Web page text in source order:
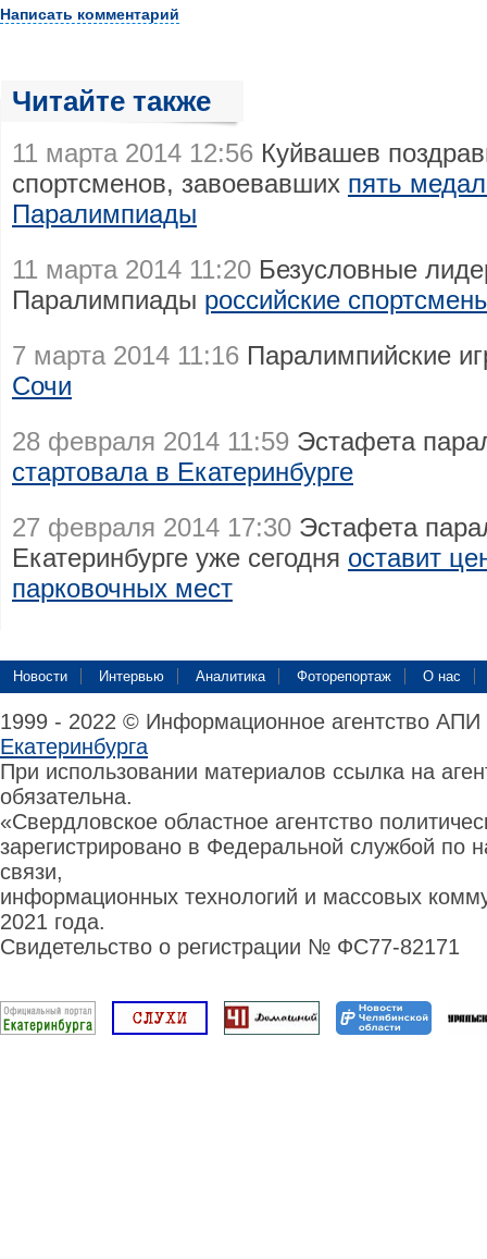
Написать комментарий
Читайте также
11 марта 2014 12:56 Куйвашев
спортсменов, завоевавших пять
Паралимпиады
11 марта 2014 11:20 Безусловные
Паралимпиады российские
7 марта 2014 11:16 Паралимпийские
Сочи
28 февраля 2014 11:59 Эстафета
стартовала в Екатеринбурге
27 февраля 2014 17:30 Эстафета
Екатеринбурге уже сегодня оставит
парковочных мест
Новости Интервью Аналитика Фоторепортаж О нас
1999 - 2022 © Информационное агентство
Екатеринбурга
При использовании материалов ссылка на
обязательна.
«Свердловское областное агентство
зарегистрировано в Федеральной службой по
связи,
информационных технологий и массовых
2021 года.
Свидетельство о регистрации № ФС77-82171